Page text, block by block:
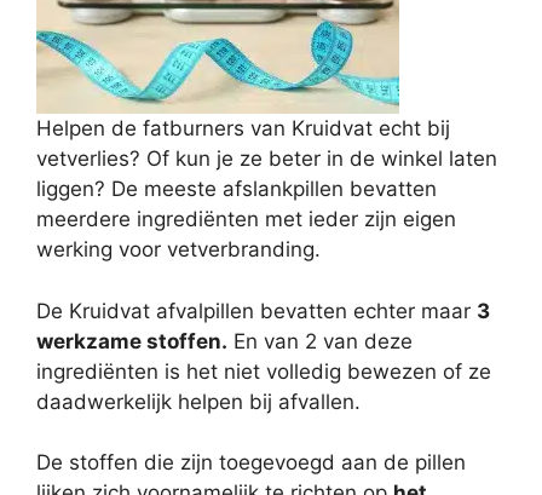
Helpen de fatburners van Kruidvat echt bij
vetverlies? Of kun je ze beter in de winkel laten
liggen? De meeste afslankpillen bevatten
meerdere ingrediënten met ieder zijn eigen
werking voor vetverbranding.
De Kruidvat afvalpillen bevatten echter maar 3
werkzame stoffen. En van 2 van deze
ingrediënten is het niet volledig bewezen of ze
daadwerkelijk helpen bij afvallen.
De stoffen die zijn toegevoegd aan de pillen